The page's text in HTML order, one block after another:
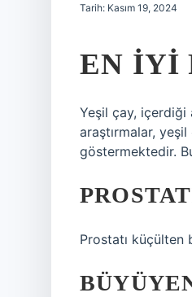
Tarih: Kasım 19, 2024
EN IYI
Yeşil çay, içerdiği
araştırmalar,
göstermektedir.
Prostatı küçülten